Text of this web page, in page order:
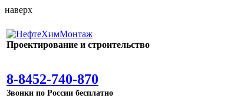
наверх
Проектирование и строительство
8-8452-740-870
Звонки по России бесплатно